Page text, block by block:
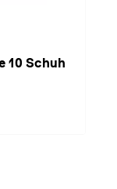
10 Schuh